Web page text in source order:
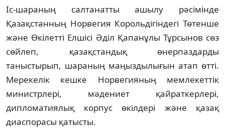
Іс-шараның салтанатты ашылу рәсімінде
Қазақстанның Норвегия Корольдігіндегі Төтенше
және Өкілетті Елшісі Әділ Қапанұлы Тұрсынов сөз
сөйлеп, қазақстандық өнерпаздарды
таныстырып, шараның маңыздылығын атап өтті.
Мерекелік кешке Норвегияның мемлекеттік
министрлері, мәдениет қайраткерлері,
дипломатиялық корпус өкілдері және қазақ
диаспорасы қатысты.